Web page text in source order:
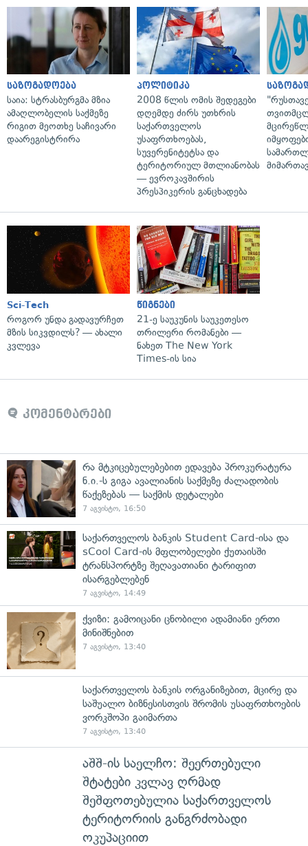
საზოგადოება
საია: სტრასბურგმა მზია
ამაღლობელის საქმეზე
რიგით მეოთხე საჩივარი
დაარეგისტრირა
პოლიტიკა
2008 წლის ომის შედეგები
დღემდე ძირს უთხრის
საქართველოს
უსაფრთხოებას,
სუვერენიტეტსა და
ტერიტორიულ მთლიანობას
— ევროკავშირის
პრესპიკერის განცხადება
Sci-Tech
როგორ უნდა გადავურჩეთ
მზის სიკვდილს? — ახალი
კვლევა
წიგნები
21-ე საუკუნის საუკეთესო
თრილერი რომანები —
ნახეთ The New York
Times-ის სია
კომენტარები
რა მტკიცებულებებით ედავება პროკურატურა
ნ.ი.-ს გიგა ავალიანის საქმეზე ძალადობის
წაქეზებას — საქმის დეტალები
7 აგვისტო, 16:50
საქართველოს ბანკის Student Card-ისა და
sCool Card-ის მფლობელები ქუთაისში
ტრანსპორტზე შეღავათიანი ტარიფით
ისარგებლებენ
7 აგვისტო, 14:49
ქვიზი: გამოიცანი ცნობილი ადამიანი ერთი
მინიშნებით
7 აგვისტო, 13:40
საქართველოს ბანკის ორგანიზებით, მცირე და
საშუალო ბიზნესისთვის შრომის უსაფრთხოების
ვორკშოპი გაიმართა
7 აგვისტო, 13:40
აშშ-ის საელჩო: შეერთებული
შტატები კვლავ ღრმად
შეშფოთებულია საქართველოს
ტერიტორიის განგრძობადი
ოკუპაციით